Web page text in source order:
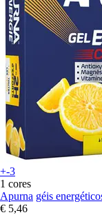
+-3
1 cores
Apurna géis
€ 5,46